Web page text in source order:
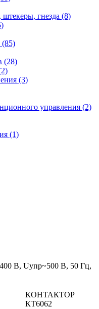
гнезда (8)
(85)
(28)
(3)
управления (2)
(1)
В, Uупр~500 В, 50 Гц,
КОНТАКТОР
КТ6062